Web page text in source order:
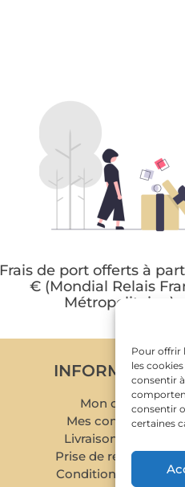
Pour offrir
les
consentir
consentir
certaines
Frais de port offerts à
€ (Mondial Relais
Métropolitaine)
INFORMATIONS
Mon compte
Mes commandes
Livraison et retour
Prise de rendez-vous
Conditions de rachat